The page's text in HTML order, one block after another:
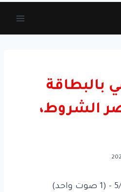
الشروط،
واحد)